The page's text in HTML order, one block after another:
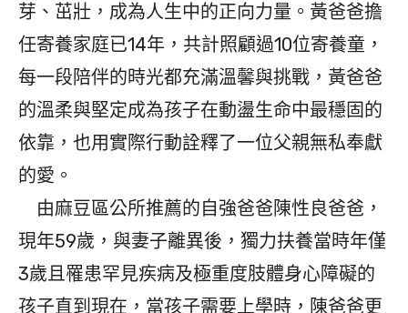
芽、茁壯，成為人生中的正向力量。黃爸爸擔
任寄養家庭已14年，共計照顧過10位寄養童，
每一段陪伴的時光都充滿溫馨與挑戰，黃爸爸
的溫柔與堅定成為孩子在動盪生命中最穩固的
依靠，也用實際行動詮釋了一位父親無私奉獻
的愛。
由麻豆區公所推薦的自強爸爸陳性良爸爸，
現年59歲，與妻子離異後，獨力扶養當時年僅
3歲且罹患罕見疾病及極重度肢體身心障礙的
孩子直到現在，當孩子需要上學時，陳爸爸更